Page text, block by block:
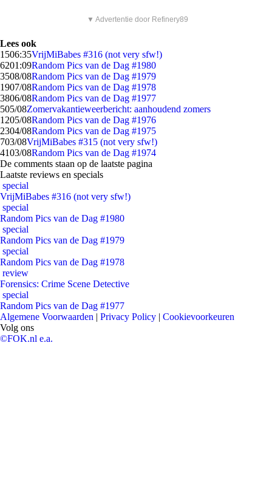
▼ Advertentie door Refinery89
Lees ook
1506:35VrijMiBabes #316 (not very sfw!)
6201:09Random Pics van de Dag #1980
3508/08Random Pics van de Dag #1979
1907/08Random Pics van de Dag #1978
3806/08Random Pics van de Dag #1977
505/08Zomervakantieweerbericht: aanhoudend zomers
1205/08Random Pics van de Dag #1976
2304/08Random Pics van de Dag #1975
703/08VrijMiBabes #315 (not very sfw!)
4103/08Random Pics van de Dag #1974
De comments staan op de laatste pagina
Laatste reviews en specials
special
VrijMiBabes #316 (not very sfw!)
special
Random Pics van de Dag #1980
special
Random Pics van de Dag #1979
special
Random Pics van de Dag #1978
review
Forensics: Crime Scene Detective
special
Random Pics van de Dag #1977
Algemene Voorwaarden | Privacy Policy | Cookievoorkeuren
Volg ons
©FOK.nl e.a.